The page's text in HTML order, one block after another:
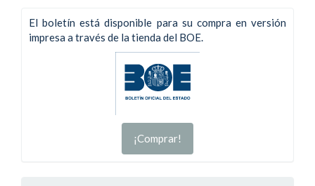
El boletín está disponible para su compra en versión
impresa a través de la tienda del BOE.
¡Comprar!